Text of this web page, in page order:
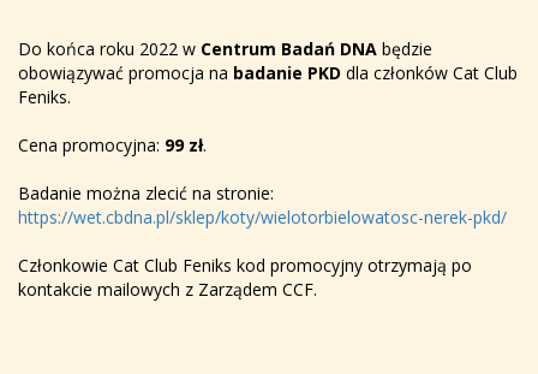
Do końca roku 2022 w Centrum Badań DNA będzie
obowiązywać promocja na badanie PKD dla członków Cat Club
Feniks.
Cena promocyjna: 99 zł.
Badanie można zlecić na stronie:
https://wet.cbdna.pl/sklep/koty/wielotorbielowatosc-nerek-pkd/
Członkowie Cat Club Feniks kod promocyjny otrzymają po
kontakcie mailowych z Zarządem CCF.